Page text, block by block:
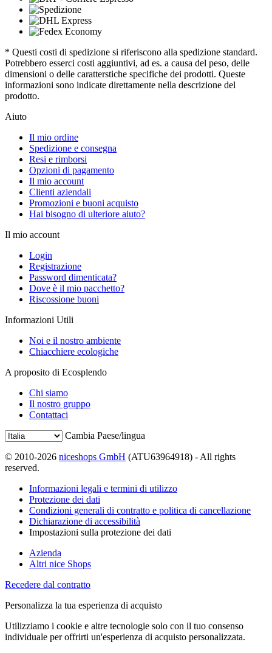
* Questi costi di spedizione si riferiscono alla spedizione standard.
Potrebbero esserci costi aggiuntivi, ad es. a causa del peso, delle
dimensioni o delle caratterstiche specifiche dei prodotti. Queste
informazioni sono indicate direttamente nella descrizione del
prodotto.
Aiuto
Il mio ordine
Spedizione e consegna
Resi e rimborsi
Opzioni di pagamento
Il mio account
Clienti aziendali
Promozioni e buoni acquisto
Hai bisogno di ulteriore aiuto?
Il mio account
Login
Registrazione
Password dimenticata?
Dove è il mio pacchetto?
Riscossione buoni
Informazioni Utili
Noi e il nostro ambiente
Chiacchiere ecologiche
A proposito di Ecosplendo
Chi siamo
Il nostro gruppo
Contattaci
Cambia Paese/lingua
© 2010-2026 niceshops GmbH (ATU63964918) - All rights
reserved.
Informazioni legali e termini di utilizzo
Protezione dei dati
Condizioni generali di contratto e politica di cancellazione
Dichiarazione di accessibilità
Impostazioni sulla protezione dei dati
Azienda
Altri nice Shops
Recedere dal contratto
Personalizza la tua esperienza di acquisto
Utilizziamo i cookie e altre tecnologie solo con il tuo consenso
individuale per offrirti un'esperienza di acquisto personalizzata.